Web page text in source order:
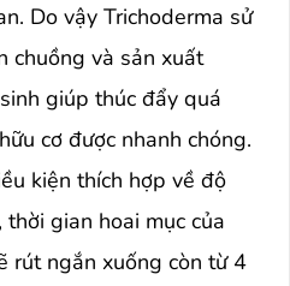
Do vậy Trichoderma sử
chuồng và sản xuất
giúp thúc đẩy quá
cơ được nhanh chóng.
kiện thích hợp về độ
gian hoai mục của
rút ngắn xuống còn từ 4